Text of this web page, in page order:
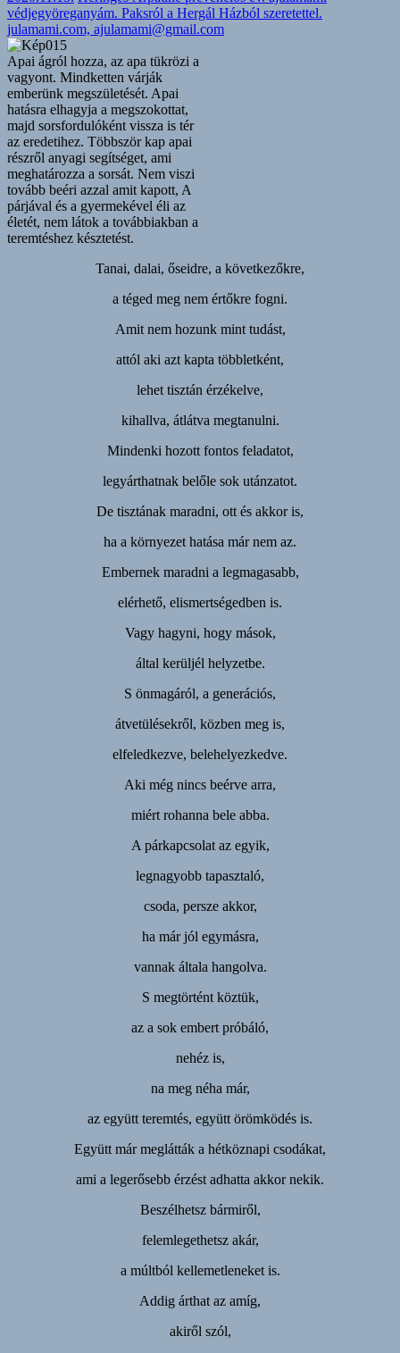
védjegyöreganyám. Paksról a Hergál Házból szeretettel.
julamami.com, ajulamami@gmail.com
Apai ágról hozza, az apa tükrözi a
vagyont. Mindketten várják
emberünk megszületését. Apai
hatásra elhagyja a megszokottat,
majd sorsfordulóként vissza is tér
az eredetihez. Többször kap apai
részről anyagi segítséget, ami
meghatározza a sorsát. Nem viszi
tovább beéri azzal amit kapott, A
párjával és a gyermekével éli az
életét, nem látok a továbbiakban a
teremtéshez késztetést.
Tanai, dalai, őseidre, a következőkre,
a téged meg nem értőkre fogni.
Amit nem hozunk mint tudást,
attól aki azt kapta többletként,
lehet tisztán érzékelve,
kihallva, átlátva megtanulni.
Mindenki hozott fontos feladatot,
legyárthatnak belőle sok utánzatot.
De tisztának maradni, ott és akkor is,
ha a környezet hatása már nem az.
Embernek maradni a legmagasabb,
elérhető, elismertségedben is.
Vagy hagyni, hogy mások,
által kerüljél helyzetbe.
S önmagáról, a generációs,
átvetülésekről, közben meg is,
elfeledkezve, belehelyezkedve.
Aki még nincs beérve arra,
miért rohanna bele abba.
A párkapcsolat az egyik,
legnagyobb tapasztaló,
csoda, persze akkor,
ha már jól egymásra,
vannak általa hangolva.
S megtörtént köztük,
az a sok embert próbáló,
nehéz is,
na meg néha már,
az együtt teremtés, együtt örömködés is.
Együtt már meglátták a hétköznapi csodákat,
ami a legerősebb érzést adhatta akkor nekik.
Beszélhetsz bármiről,
felemlegethetsz akár,
a múltból kellemetleneket is.
Addig árthat az amíg,
akiről szól,